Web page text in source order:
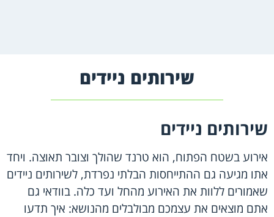
שירותים ניידים
שירותים ניידים
אירוע בשטח הפתוח, הוא טרנד שהולך וצובר תאוצה. ויחד
אתו מגיעה גם ההתייחסות הבלתי נפרדת, לשירותים ניידים
שאמורים ללוות את האירוע מהחל ועד כלה. בוודאי גם
אתם מוצאים את עצמכם מבולבלים מהנושא: איך תדעו